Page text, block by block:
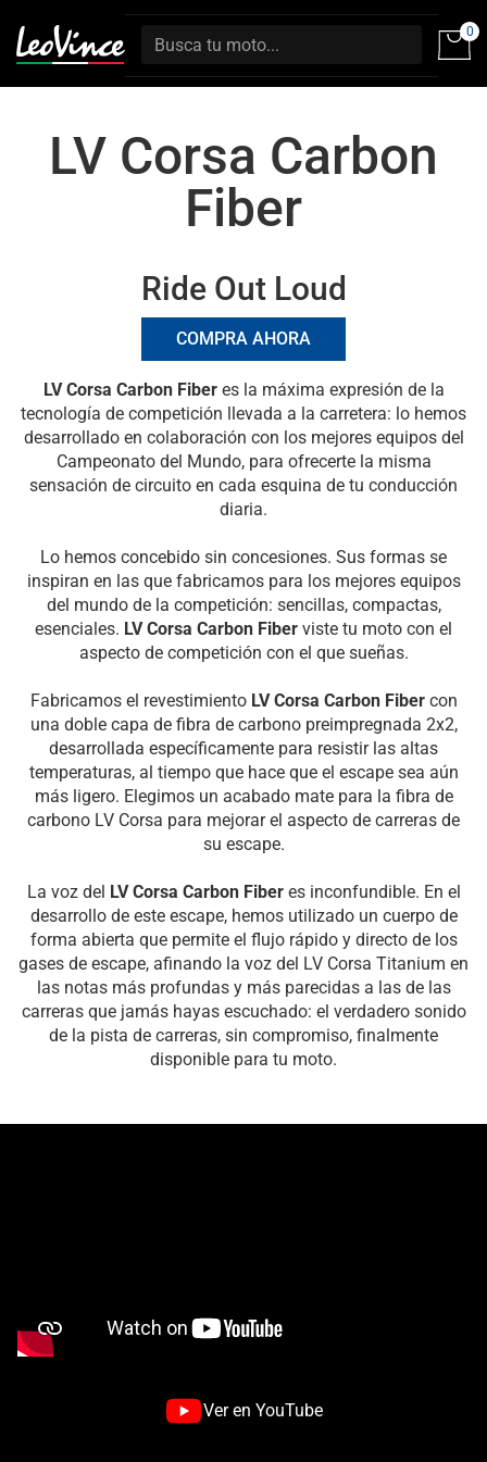
0
LV Corsa Carbon
Fiber
Ride Out Loud
COMPRA AHORA
LV Corsa Carbon Fiberes la máxima expresión de la
tecnología de competición llevada a la carretera: lo hemos
desarrollado en colaboración con los mejores equipos del
Campeonato del Mundo, para ofrecerte la misma
sensación de circuito en cada esquina de tu conducción
diaria.
Lo hemos concebido sin concesiones. Sus formas se
inspiran en las que fabricamos para los mejores equipos
del mundo de la competición: sencillas, compactas,
esenciales. LV Corsa Carbon Fiber viste tu moto con el
aspecto de competición con el que sueñas.
Fabricamos el revestimiento LV Corsa Carbon Fibercon
una doble capa de fibra de carbono preimpregnada 2x2,
desarrollada específicamente para resistir las altas
temperaturas, al tiempo que hace que el escape sea aún
más ligero. Elegimos un acabado mate para la fibra de
carbono LV Corsa para mejorar el aspecto de carreras de
su escape.
La voz del LV Corsa Carbon Fiberes inconfundible. En el
desarrollo de este escape, hemos utilizado un cuerpo de
forma abierta que permite el flujo rápido y directo de los
gases de escape, afinando la voz del LV Corsa Titanium en
las notas más profundas y más parecidas a las de las
carreras que jamás hayas escuchado: el verdadero sonido
de la pista de carreras, sin compromiso, finalmente
disponible para tu moto.
Ver en YouTube